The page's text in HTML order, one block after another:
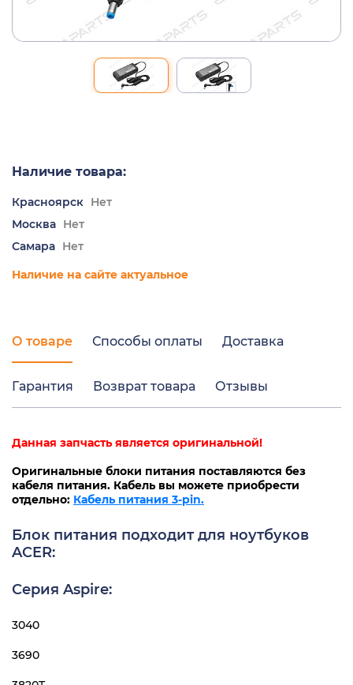
Наличие товара:
Красноярск Нет
Москва Нет
Самара Нет
Наличие на сайте актуальное
О товаре Способы оплаты Доставка
Гарантия Возврат товара Отзывы
Данная запчасть является оригинальной!
Оригинальные блоки питания поставляются без
кабеля питания. Кабель вы можете приобрести
отдельно: Кабель питания 3-pin.
Блок питания подходит для ноутбуков
ACER:
Серия Aspire:
3040
3690